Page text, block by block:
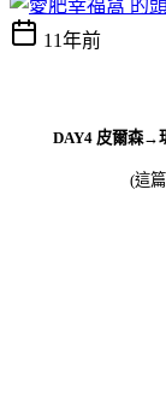
11年前
DAY4 皮爾森→
(這